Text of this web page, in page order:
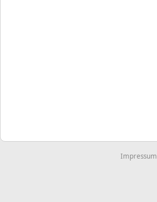
Impressum